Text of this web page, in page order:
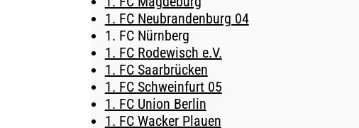
1. FC Neubrandenburg 04
1. FC Nürnberg
1. FC Rodewisch e.V.
1. FC Saarbrücken
1. FC Schweinfurt 05
1. FC Union Berlin
1. FC Wacker Plauen